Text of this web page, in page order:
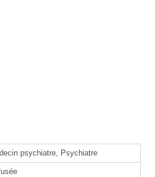
psychiatre, Psychiatre